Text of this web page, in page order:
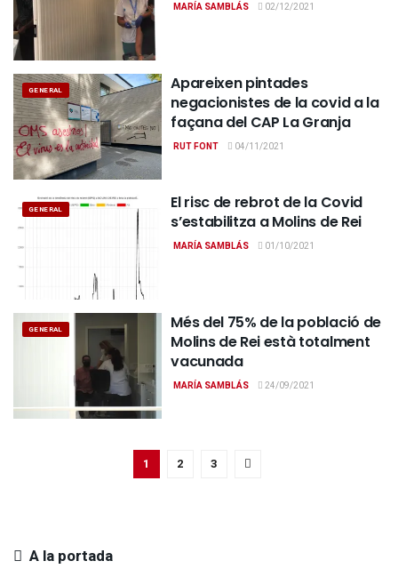
MARÍA SAMBLÁS 02/12/2021
GENERAL
Apareixen pintades
negacionistes de la covid a la
façana del CAP La Granja
RUT FONT 04/11/2021
GENERAL
El risc de rebrot de la Covid
s’estabilitza a Molins de Rei
MARÍA SAMBLÁS 01/10/2021
GENERAL
Més del 75% de la població de
Molins de Rei està totalment
vacunada
MARÍA SAMBLÁS 24/09/2021
1 2 3
A la portada